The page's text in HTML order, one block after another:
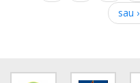
sau ›